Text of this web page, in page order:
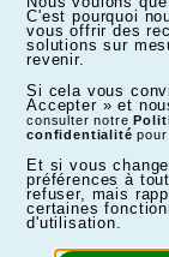
C'est pourquoi
vous offrir des
solutions sur
revenir.
Si cela vous
Accepter » et
consulter notre
confidentialité pour
Et si vous
préférences à
refuser, mais
certaines
d'utilisation.